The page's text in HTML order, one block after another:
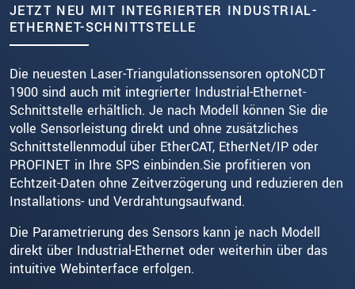
JETZT NEU MIT INTEGRIERTER INDUSTRIAL-
ETHERNET-SCHNITTSTELLE
Die neuesten Laser-Triangulationssensoren optoNCDT
1900 sind auch mit integrierter Industrial-Ethernet-
Schnittstelle erhältlich. Je nach Modell können Sie die
volle Sensorleistung direkt und ohne zusätzliches
Schnittstellenmodul über EtherCAT, EtherNet/IP oder
PROFINET in Ihre SPS einbinden.Sie profitieren von
Echtzeit-Daten ohne Zeitverzögerung und reduzieren den
Installations- und Verdrahtungsaufwand.
Die Parametrierung des Sensors kann je nach Modell
direkt über Industrial-Ethernet oder weiterhin über das
intuitive Webinterface erfolgen.